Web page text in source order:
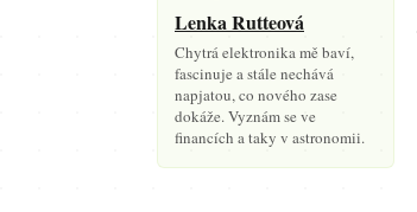
Lenka Rutteová
Chytrá elektronika mě baví,
fascinuje a stále nechává
napjatou, co nového zase
dokáže. Vyznám se ve
financích a taky v astronomii.